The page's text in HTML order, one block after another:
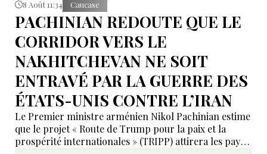
8 Août 11:34 Caucase
PACHINIAN REDOUTE QUE LE
CORRIDOR VERS LE
NAKHITCHEVAN NE SOIT
ENTRAVÉ PAR LA GUERRE DES
ÉTATS-UNIS CONTRE L’IRAN
Le Premier ministre arménien Nikol Pachinian estime
que le projet « Route de Trump pour la paix et la
prospérité internationales » (TRIPP) attirera les pays